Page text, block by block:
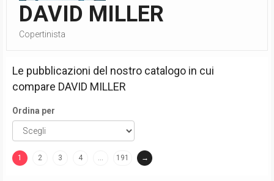
DAVID MILLER
Copertinista
Le pubblicazioni del nostro catalogo in cui
compare DAVID MILLER
Ordina per
1
2 3 4 … 191 →